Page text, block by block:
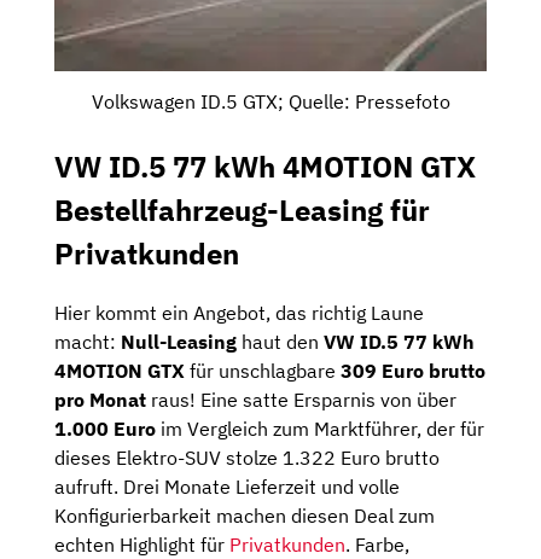
Volkswagen ID.5 GTX; Quelle: Pressefoto
VW ID.5 77 kWh 4MOTION GTX
Bestellfahrzeug-Leasing für
Privatkunden
Hier kommt ein Angebot, das richtig Laune
macht: Null-Leasing haut den VW ID.5 77 kWh
4MOTION GTX für unschlagbare 309 Euro brutto
pro Monat raus! Eine satte Ersparnis von über
1.000 Euro im Vergleich zum Marktführer, der für
dieses Elektro-SUV stolze 1.322 Euro brutto
aufruft. Drei Monate Lieferzeit und volle
Konfigurierbarkeit machen diesen Deal zum
echten Highlight für Privatkunden. Farbe,